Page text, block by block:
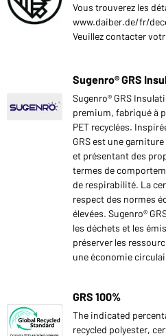
Vous trouverez les
www.daiber.de/fr/
Veuillez contacter
Sugenro® GRS
Sugenro® GRS
premium, fabriqué à
PET recyclées.
GRS est une
et présentant des
termes de
de respirabilité. La
respect des normes
élevées. Sugenro®
les déchets et les
préserver les
une économie
GRS 100%
The indicated
recycled polyester,